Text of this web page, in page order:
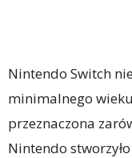
Nintendo Switch
minimalnego
przeznaczona
Nintendo